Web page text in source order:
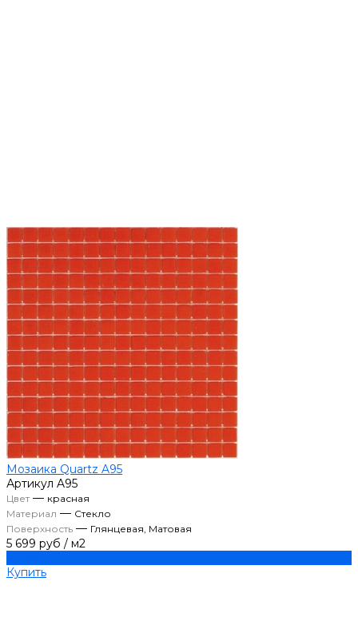
Мозаика Quartz A95
Артикул A95
Цвет— красная
Материал — Стекло
Поверхность — Глянцевая, Матовая
5 699 руб / м2
Купить